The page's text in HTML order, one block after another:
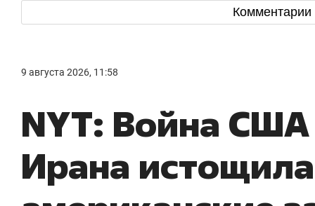
Комментарии
9 августа 2026, 11:58
NYT: Война
Ирана истощила